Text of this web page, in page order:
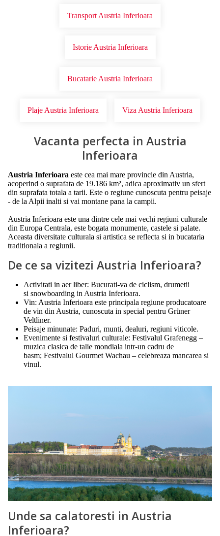
Transport Austria Inferioara
Istorie Austria Inferioara
Bucatarie Austria Inferioara
Plaje Austria Inferioara Viza Austria Inferioara
Vacanta perfecta in Austria
Inferioara
Austria Inferioara este cea mai mare provincie din Austria,
acoperind o suprafata de 19.186 km², adica aproximativ un sfert
din suprafata totala a tarii. Este o regiune cunoscuta pentru peisaje
- de la Alpii inalti si vai montane pana la campii.
Austria Inferioara este una dintre cele mai vechi regiuni culturale
din Europa Centrala, este bogata monumente, castele si palate.
Aceasta diversitate culturala si artistica se reflecta si in bucataria
traditionala a regiunii.
De ce sa vizitezi Austria Inferioara?
Activitati in aer liber: Bucurati-va de ciclism, drumetii
si snowboarding in Austria Inferioara.
Vin: Austria Inferioara este principala regiune producatoare
de vin din Austria, cunoscuta in special pentru Grüner
Veltliner.
Peisaje minunate: Paduri, munti, dealuri, regiuni viticole.
Evenimente si festivaluri culturale: Festivalul Grafenegg –
muzica clasica de talie mondiala intr-un cadru de
basm; Festivalul Gourmet Wachau – celebreaza mancarea si
vinul.
Unde sa calatoresti in Austria
Inferioara?